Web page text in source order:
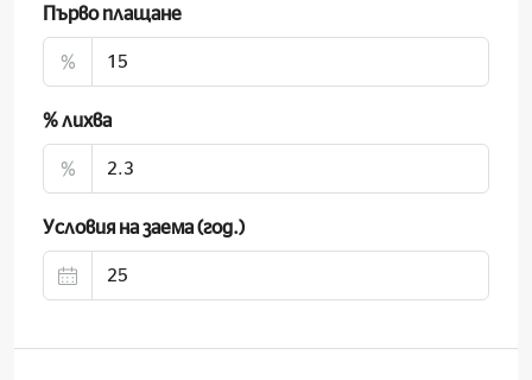
Първо плащане
%
% лихва
%
Условия на заема (год.)